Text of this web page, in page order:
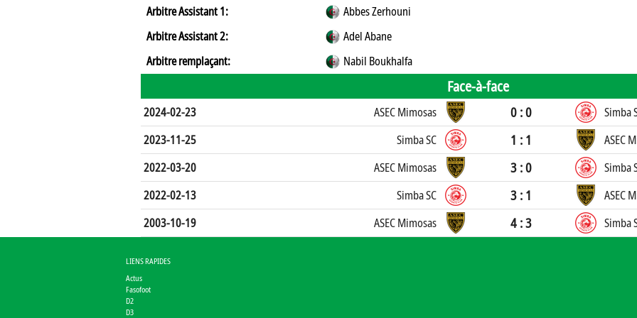
Arbitre Assistant 1:
Abbes Zerhouni
Arbitre Assistant 2:
Adel Abane
Arbitre remplaçant:
Nabil Boukhalfa
Face-à-face
2024-02-23 ASEC Mimosas 0 : 0
Simba
2023-11-25
Simba SC 1 : 1
ASEC
2022-03-20
ASEC Mimosas 3 : 0
Simba
2022-02-13
Simba SC 3 : 1
ASEC
2003-10-19
ASEC Mimosas 4 : 3 Simba
LIENS RAPIDES
Actus
Fasofoot
D2
D3